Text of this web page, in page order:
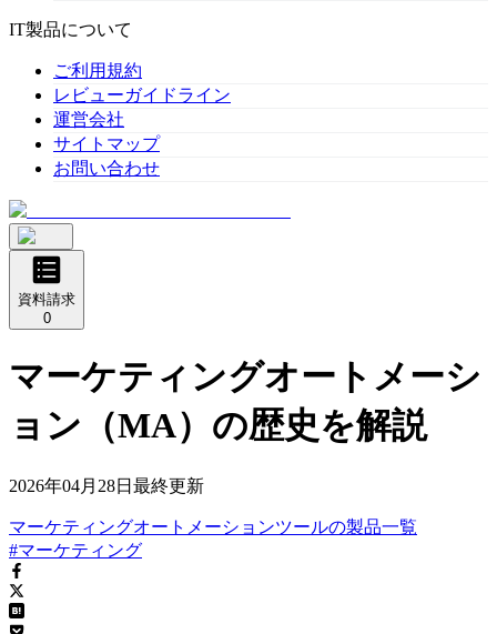
IT製品について
ご利用規約
レビューガイドライン
運営会社
サイトマップ
お問い合わせ
資料請求
0
マーケティングオートメーシ
ョン（MA）の歴史を解説
2026年04月28日 最終更新
マーケティングオートメーションツールの製品一覧
#マーケティング